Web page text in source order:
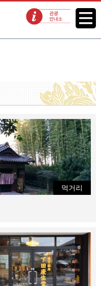
관광 안내소 메뉴
먹거리